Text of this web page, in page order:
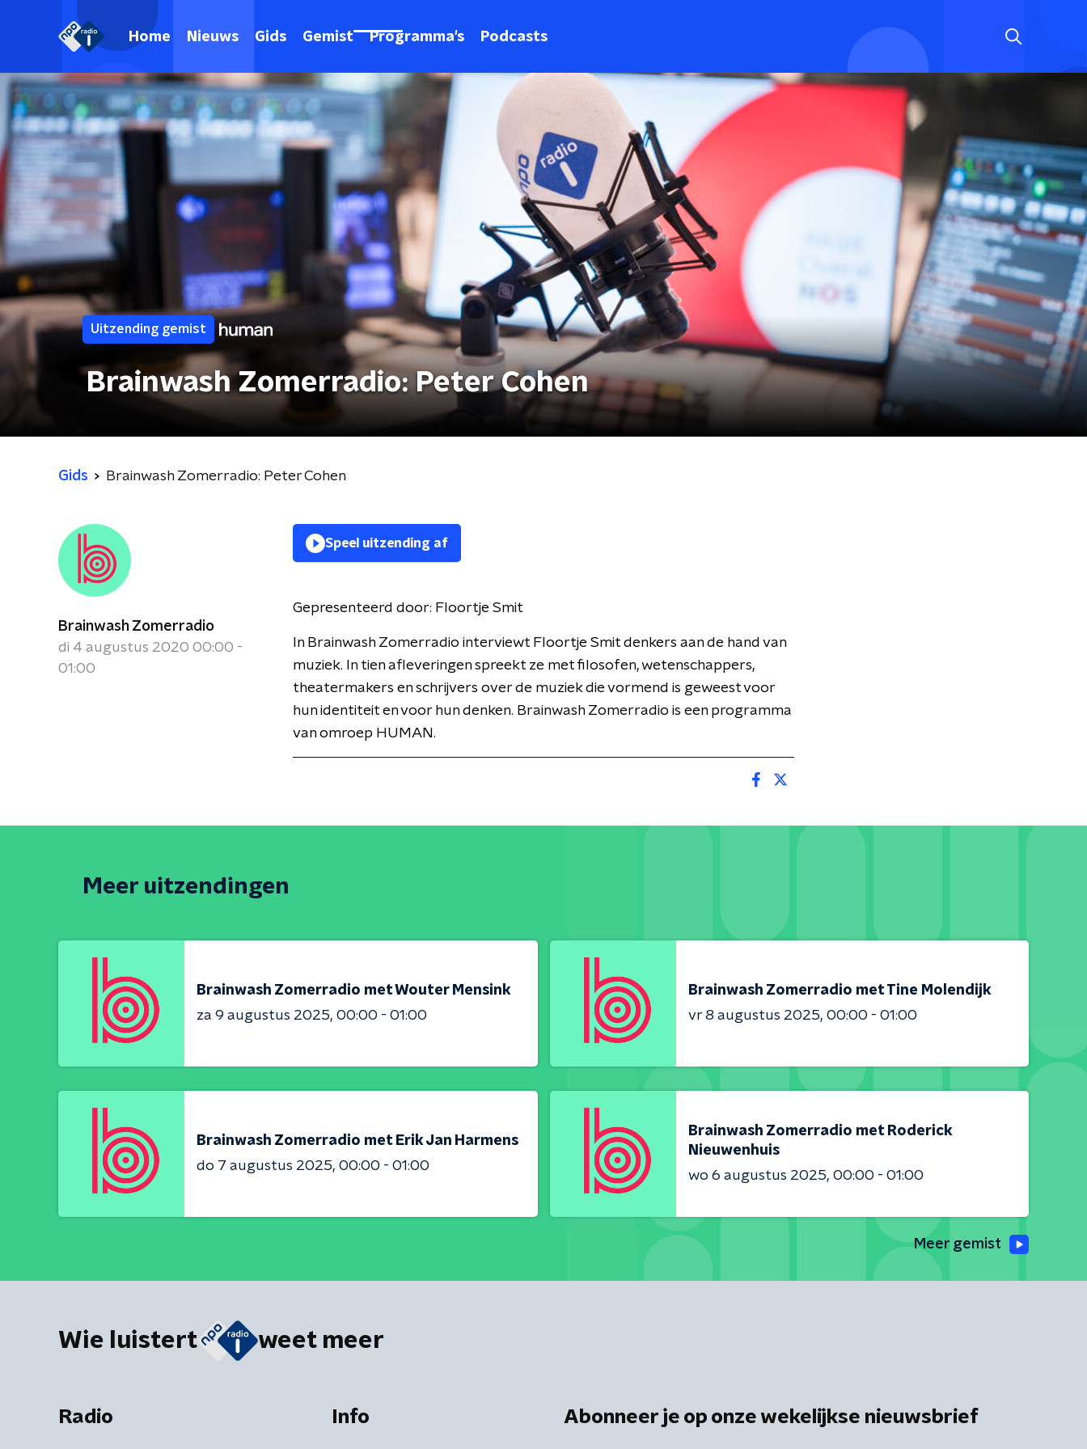
Home Nieuws Gids Gemist Programma's Podcasts
Uitzending gemist
Brainwash Zomerradio: Peter Cohen
Gids Brainwash Zomerradio: Peter Cohen
Brainwash Zomerradio
di 4 augustus 2020 00:00 -
01:00
Speel uitzending af
Gepresenteerd door: Floortje Smit
In Brainwash Zomerradio interviewt Floortje Smit denkers aan de hand van
muziek. In tien afleveringen spreekt ze met filosofen, wetenschappers,
theatermakers en schrijvers over de muziek die vormend is geweest voor
hun identiteit en voor hun denken. Brainwash Zomerradio is een programma
van omroep HUMAN.
Meer uitzendingen
Brainwash Zomerradio met Wouter Mensink
za 9 augustus 2025 00:00 - 01:00
Brainwash Zomerradio met Tine Molendijk
vr 8 augustus 2025 00:00 - 01:00
Brainwash Zomerradio met Erik Jan Harmens
do 7 augustus 2025 00:00 - 01:00
Brainwash Zomerradio met Roderick
Nieuwenhuis
wo 6 augustus 2025 00:00 - 01:00
Meer gemist
Wie luistert weet meer
Radio Info Abonneer je op onze wekelijkse nieuwsbrief